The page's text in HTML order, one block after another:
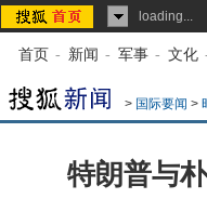
loading...
首页 - 新闻 - 军事 - 文化
> 国际要闻 >
特朗普与